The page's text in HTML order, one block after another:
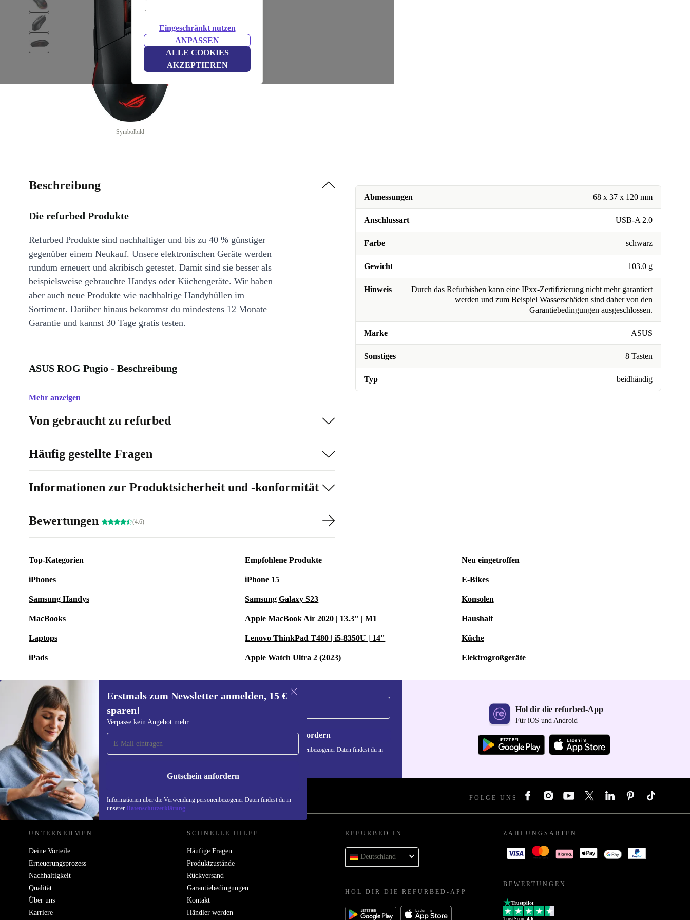
.
Eingeschränkt nutzen
ANPASSEN
ALLE COOKIES
AKZEPTIEREN
Symbolbild
Abmessungen 68 x 37 x 120 mm
Anschlussart USB-A 2.0
Farbe schwarz
Gewicht 103.0 g
Hinweis
Durch das Refurbishen kann eine IPxx-Zertifizierung nicht mehr garantiert
werden und zum Beispiel Wasserschäden sind daher von den
Garantiebedingungen ausgeschlossen.
Marke ASUS
Sonstiges 8 Tasten
Typ beidhändig
Beschreibung
Die refurbed Produkte
Refurbed Produkte sind nachhaltiger und bis zu 40 % günstiger
gegenüber einem Neukauf. Unsere elektronischen Geräte werden
rundum erneuert und akribisch getestet. Damit sind sie besser als
beispielsweise gebrauchte Handys oder Küchengeräte. Wir haben
aber auch neue Produkte wie nachhaltige Handyhüllen im
Sortiment. Darüber hinaus bekommst du mindestens 12 Monate
Garantie und kannst 30 Tage gratis testen.
ASUS ROG Pugio - Beschreibung
Mehr anzeigen
Von gebraucht zu refurbed
Häufig gestellte Fragen
Informationen zur Produktsicherheit und -konformität
Bewertungen (4.6)
Top-Kategorien
iPhones
Samsung Handys
MacBooks
Laptops
iPads
Empfohlene Produkte
iPhone 15
Samsung Galaxy S23
Apple MacBook Air 2020 | 13.3" | M1
Lenovo ThinkPad T480 | i5-8350U | 14"
Apple Watch Ultra 2 (2023)
Neu eingetroffen
E-Bikes
Konsolen
Haushalt
Küche
Elektrogroßgeräte
Erstmals zum Newsletter anmelden, 15 €
sparen!
Verpasse kein Angebot mehr
Gutschein anfordern
Informationen über die Verwendung personenbezogener Daten findest du in
unserer Datenschutzerklärung
Erstmals zum Newsletter
anmelden, 15 € sparen!
Verpasse kein Angebot mehr.
Gutschein anfordern
Informationen über die Verwendung personenbezogener Daten findest du in
Hol dir die refurbed-App
Für iOS und Android
REFURBED DEUTSCHLAND - RETHINK NEW. FOLGE UNS
UNTERNEHMEN
Deine Vorteile
Erneuerungsprozess
Nachhaltigkeit
Qualität
Über uns
Karriere
SCHNELLE HILFE
Häufige Fragen
Produktzustände
Rückversand
Garantiebedingungen
Kontakt
Händler werden
REFURBED IN
Deutschland
HOL DIR DIE REFURBED-APP
ZAHLUNGSARTEN
BEWERTUNGEN
Trustpilot
TrustScore 4.6